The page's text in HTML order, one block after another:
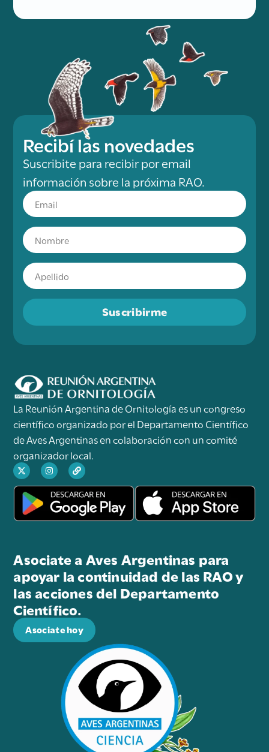
Recibí las novedades
Suscribite para recibir por email
información sobre la próxima RAO.
Suscribirme
La Reunión Argentina de Ornitología es un congreso
científico organizado por el Departamento Científico
de Aves Argentinas en colaboración con un comité
organizador local.
Asociate a Aves Argentinas para
apoyar la continuidad de las RAO y
las acciones del Departamento
Científico.
Asociate hoy